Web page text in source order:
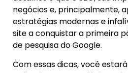
negócios e, principalmente,
estratégias modernas e
site a conquistar a primeira
de pesquisa do Google.
Com essas dicas, você